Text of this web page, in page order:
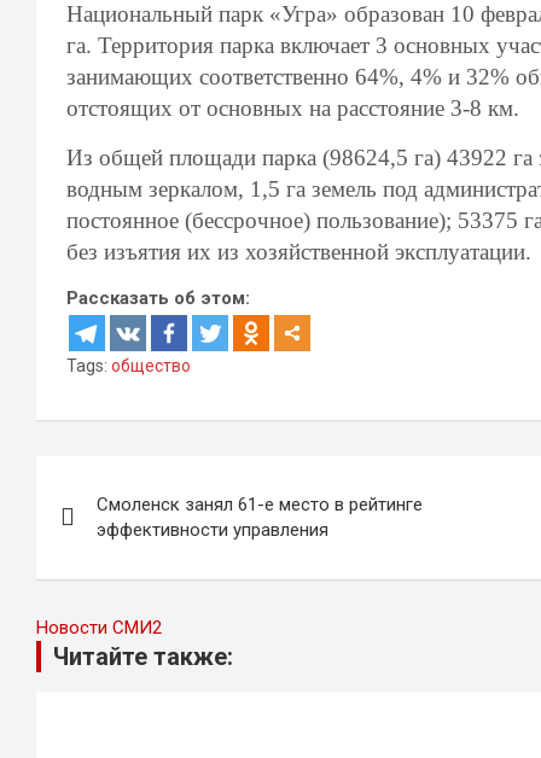
Национальный парк «Угра» образован 10
га. Территория парка включает 3 основных
занимающих соответственно 64%, 4% и 32%
отстоящих от основных на расстояние 3-8 км.
Из общей площади парка (98624,5 га) 43922
водным зеркалом, 1,5 га земель под
постоянное (бессрочное) пользование); 53375
без изъятия их из хозяйственной эксплуатации.
Рассказать об этом:
Tags: общество
по
записям
Смоленск занял 61-е место в рейтинге
эффективности управления
Новости СМИ2
Читайте также: